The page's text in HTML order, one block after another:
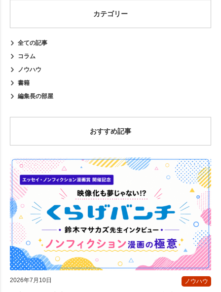
カテゴリー
全ての記事
コラム
ノウハウ
書籍
編集長の部屋
おすすめ記事
2026年7月10日 ノウハウ